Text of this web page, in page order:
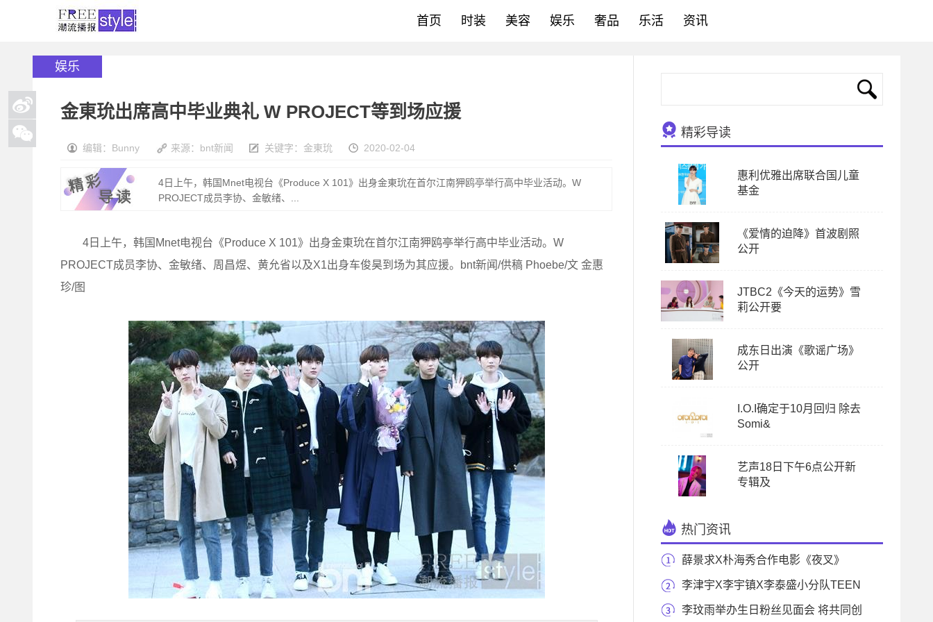
首页 时装 美容 娱乐 奢品 乐活 资讯
娱乐
金東玧出席高中毕业典礼 W PROJECT等到场应援
编辑：Bunny 来源：bnt新闻 关键字： 金東玧 2020-02-04
4日上午，韩国Mnet电视台《Produce X 101》出身金東玧在首尔江南狎鸥亭举行高中毕业活动。W
PROJECT成员李协、金敏绪、...
4日上午，韩国Mnet电视台《Produce X 101》出身金東玧在首尔江南狎鸥亭举行高中毕业活动。W
PROJECT成员李协、金敏绪、周昌煜、黄允省以及X1出身车俊昊到场为其应援。bnt新闻/供稿 Phoebe/文 金惠
珍/图
精彩导读
惠利优雅出席联合国儿童
基金
《爱情的迫降》首波剧照
公开
JTBC2《今天的运势》雪
莉公开要
成东日出演《歌谣广场》
公开
I.O.I确定于10月回归 除去
Somi&
艺声18日下午6点公开新
专辑及
热门资讯
薛景求X朴海秀合作电影《夜叉》
GOT7珍荣X杨东根
李津宇X李宇镇X李泰盛小分队TEEN
TEEN确定18日出道
李玟雨举办生日粉丝见面会 将共同创